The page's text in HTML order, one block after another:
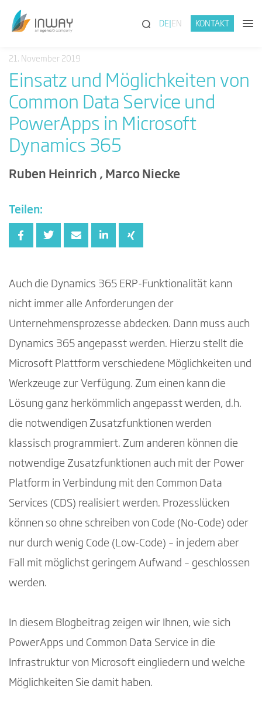
(SUCHE)
DE EN KONTAKT
21. November 2019
Einsatz und Möglichkeiten von
Common Data Service und
PowerApps in Microsoft
Dynamics 365
Ruben Heinrich , Marco Niecke
Teilen:
Auch die Dynamics 365 ERP-Funktionalität kann
nicht immer alle Anforderungen der
Unternehmensprozesse abdecken. Dann muss auch
Dynamics 365 angepasst werden. Hierzu stellt die
Microsoft Plattform verschiedene Möglichkeiten und
Werkzeuge zur Verfügung. Zum einen kann die
Lösung ganz herkömmlich angepasst werden, d.h.
die notwendigen Zusatzfunktionen werden
klassisch programmiert. Zum anderen können die
notwendige Zusatzfunktionen auch mit der Power
Platform in Verbindung mit den Common Data
Services (CDS) realisiert werden. Prozesslücken
können so ohne schreiben von Code (No-Code) oder
nur durch wenig Code (Low-Code) – in jedem aber
Fall mit möglichst geringem Aufwand – geschlossen
werden.
In diesem Blogbeitrag zeigen wir Ihnen, wie sich
PowerApps und Common Data Service in die
Infrastruktur von Microsoft eingliedern und welche
Möglichkeiten Sie damit haben.